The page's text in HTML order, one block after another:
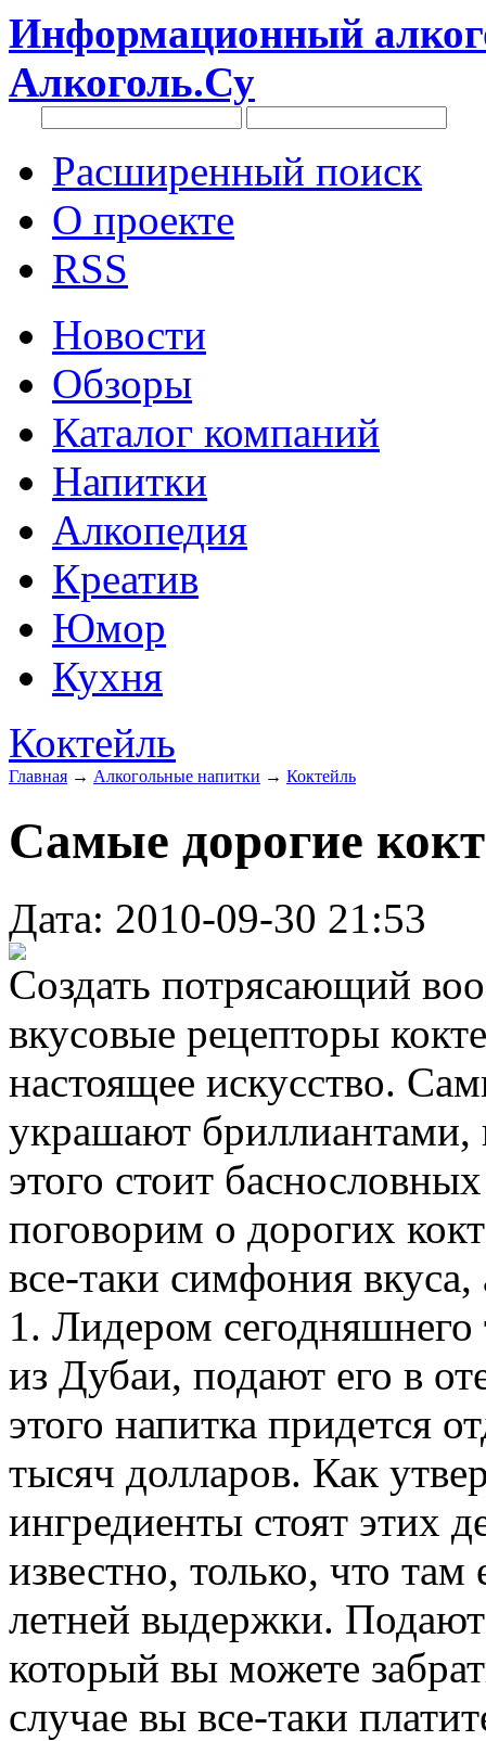
Информационный
Алкоголь.Су
Расширенный поиск
О проекте
RSS
Новости
Обзоры
Каталог компаний
Напитки
Алкопедия
Креатив
Юмор
Кухня
Коктейль
Главная → Алкогольные напитки → Коктейль
Самые дорогие
Дата: 2010-09-30 21:53
Создать потрясающий
вкусовые рецепторы
настоящее искусство.
украшают бриллиантами,
этого стоит
поговорим о дорогих
все-таки симфония
1. Лидером сегодняшнего
из Дубаи, подают его в
этого напитка придется
тысяч долларов. Как
ингредиенты стоят этих
известно, только, что
летней выдержки.
который вы можете
случае вы все-таки